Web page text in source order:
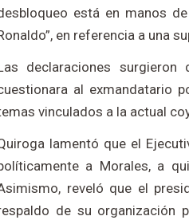
está en manos
en referencia a una
declaraciones
al exmandatario
vinculados a la actual
lamentó que el
a Morales, a
reveló que el
de su organización